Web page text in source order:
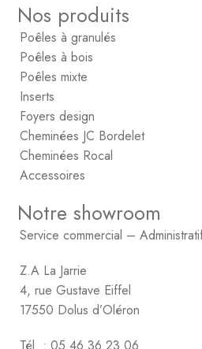
Nos produits
Poêles à granulés
Poêles à bois
Poêles mixte
Inserts
Foyers design
Cheminées JC Bordelet
Cheminées Rocal
Accessoires
Notre showroom
Service commercial –
Z.A La Jarrie
4, rue Gustave Eiffel
17550 Dolus d’Oléron